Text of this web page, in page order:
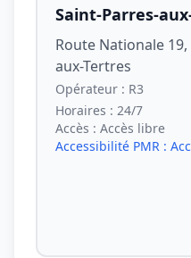
Saint-Parres-
Route Nationale
aux-Tertres
Opérateur : R3
Horaires : 24/7
Accès : Accès libre
Accessibilité PMR :